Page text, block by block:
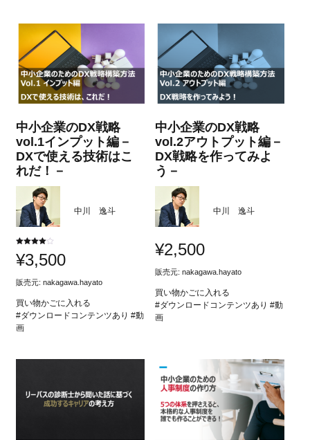
中小企業のDX戦略
vol.1インプット編－
DXで使える技術はこ
れだ！－
中川 逸斗
4.00
の評価
¥3,500
販売元: nakagawa.hayato
買い物かごに入れる
#ダウンロードコンテンツあり #動
画
中小企業のDX戦略
vol.2アウトプット編－
DX戦略を作ってみよ
う－
中川 逸斗
¥2,500
販売元:nakagawa.hayato
買い物かごに入れる
#ダウンロードコンテンツあり #動
画